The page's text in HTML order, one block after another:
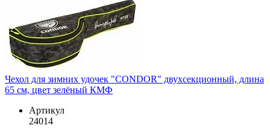
Чехол для зимних удочек "CONDOR" двухсекционный, длина
65 см, цвет зелёный КМФ
Артикул
24014